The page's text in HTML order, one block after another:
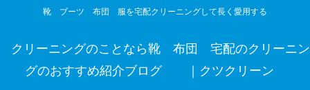
靴 ブーツ 布団 服を宅配クリーニングして長く愛用する
クリーニングのことなら靴 布団 宅配のクリーニン
グのおすすめ紹介ブログ ｜クツクリーン